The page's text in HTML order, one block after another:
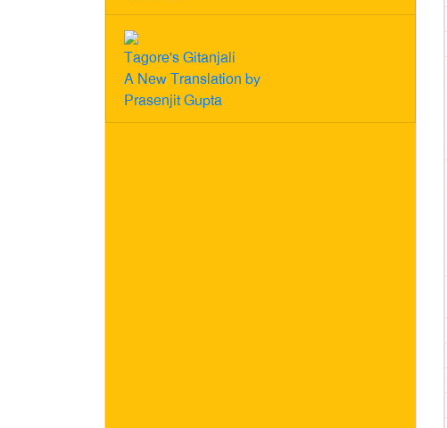
Tagore's Gitanjali
A New Translation by
Prasenjit Gupta